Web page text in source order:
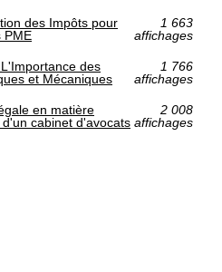
des Impôts pour
PME
1 663
affichages
des
et Mécaniques
1 766
affichages
en matière
cabinet d'avocats
2 008
affichages